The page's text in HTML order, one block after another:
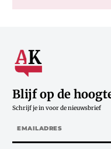
Blijf op de
Schrijf je in voor de nieuwsbrief